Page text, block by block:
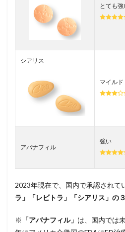
とても強
シアリス
マイルド
アバナフィル
強い
2023年現在で、国内で承認されて
ラ」「レビトラ」「シアリス」の
※ 「アバナフィル」 は、国内では